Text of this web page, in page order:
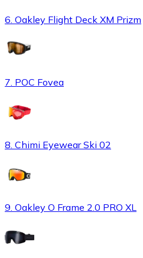
6. Oakley Flight Deck XM Prizm
7. POC Fovea
8. Chimi Eyewear Ski 02
9. Oakley O Frame 2.0 PRO XL